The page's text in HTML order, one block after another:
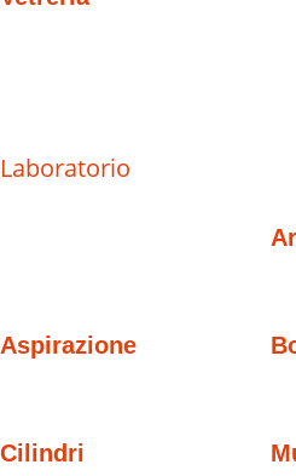
Laboratorio
Aspirazione
Cilindri